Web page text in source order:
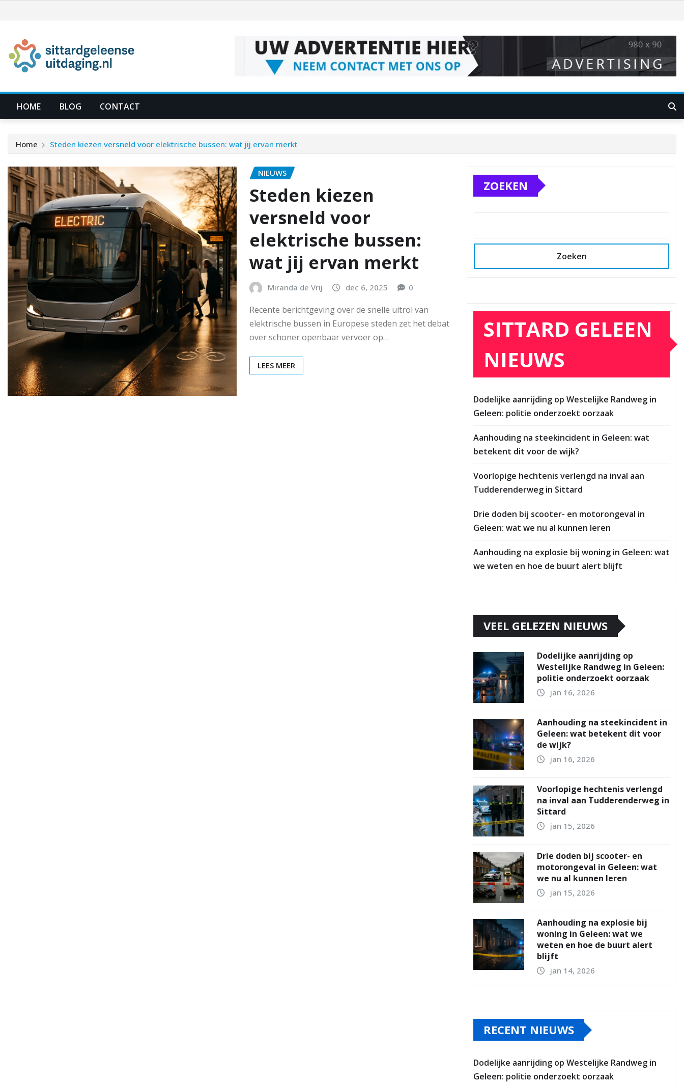
naar
inhoud
HOME BLOG CONTACT
Home Steden kiezen versneld voor elektrische bussen: wat jij ervan merkt
NIEUWS
Steden kiezen
versneld voor
elektrische bussen:
wat jij ervan merkt
Miranda de Vrij dec 6, 2025 0
Recente berichtgeving over de snelle uitrol van
elektrische bussen in Europese steden zet het debat
over schoner openbaar vervoer op…
LEES MEER
ZOEKEN
Zoeken
SITTARD GELEEN
NIEUWS
Dodelijke aanrijding op Westelijke Randweg in
Geleen: politie onderzoekt oorzaak
Aanhouding na steekincident in Geleen: wat
betekent dit voor de wijk?
Voorlopige hechtenis verlengd na inval aan
Tudderenderweg in Sittard
Drie doden bij scooter- en motorongeval in
Geleen: wat we nu al kunnen leren
Aanhouding na explosie bij woning in Geleen: wat
we weten en hoe de buurt alert blijft
VEEL GELEZEN NIEUWS
Dodelijke aanrijding op
Westelijke Randweg in Geleen:
politie onderzoekt oorzaak
jan 16, 2026
Aanhouding na steekincident in
Geleen: wat betekent dit voor
de wijk?
jan 16, 2026
Voorlopige hechtenis verlengd
na inval aan Tudderenderweg in
Sittard
jan 15, 2026
Drie doden bij scooter- en
motorongeval in Geleen: wat
we nu al kunnen leren
jan 15, 2026
Aanhouding na explosie bij
woning in Geleen: wat we
weten en hoe de buurt alert
blijft
jan 14, 2026
RECENT NIEUWS
Dodelijke aanrijding op Westelijke Randweg in
Geleen: politie onderzoekt oorzaak